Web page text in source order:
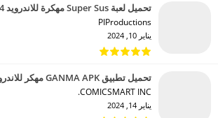
تحميل لعبة Super Sus مهكرة للاندرويد 2024
PIProductions‏
يناير 10, 2024
تحميل تطبيق GANMA APK مهكر للاندرويد 2024
COMICSMART INC.‏
يناير 14, 2024